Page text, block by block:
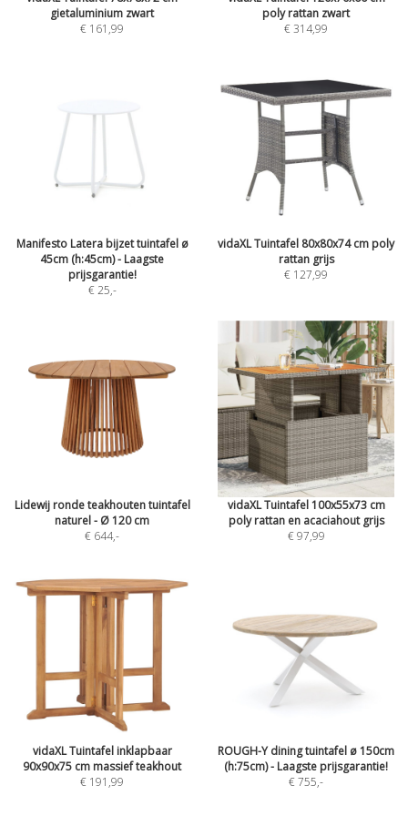
gietaluminium zwart
€ 161,99
poly rattan zwart
€ 314,99
Manifesto Latera bijzet tuintafel ø
45cm (h:45cm) - Laagste
prijsgarantie!
€ 25,-
vidaXL Tuintafel 80x80x74 cm poly
rattan grijs
€ 127,99
Lidewij ronde teakhouten tuintafel
naturel - Ø 120 cm
€ 644,-
vidaXL Tuintafel 100x55x73 cm
poly rattan en acaciahout grijs
€ 97,99
vidaXL Tuintafel inklapbaar
90x90x75 cm massief teakhout
€ 191,99
ROUGH-Y dining tuintafel ø 150cm
(h:75cm) - Laagste prijsgarantie!
€ 755,-